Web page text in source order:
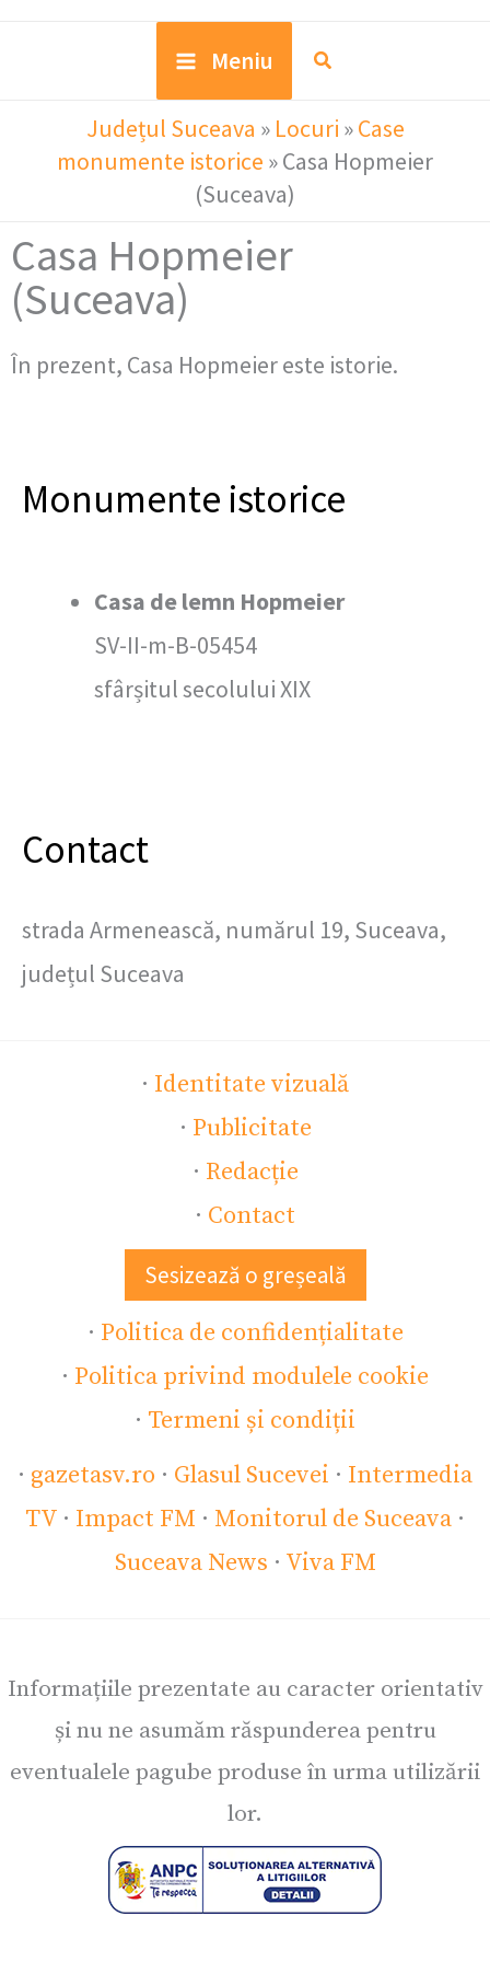
Meniu
Județul Suceava » Locuri »Case
monumente istorice »Casa Hopmeier
(Suceava)
Casa Hopmeier
(Suceava)
În prezent, Casa Hopmeier este istorie.
Monumente istorice
Casa de lemn Hopmeier
SV-II-m-B-05454
sfârșitul secolului XIX
Contact
strada Armenească, numărul 19, Suceava,
județul Suceava
· Identitate vizuală
· Publicitate
· Redacție
· Contact
Sesizează o greșeală
· Politica de confidențialitate
· Politica privind modulele cookie
· Termeni și condiții
· gazetasv.ro · Glasul Sucevei · Intermedia
TV · Impact FM · Monitorul de Suceava ·
Suceava News · Viva FM
Informațiile prezentate au caracter orientativ
și nu ne asumăm răspunderea pentru
eventualele pagube produse în urma utilizării
lor.